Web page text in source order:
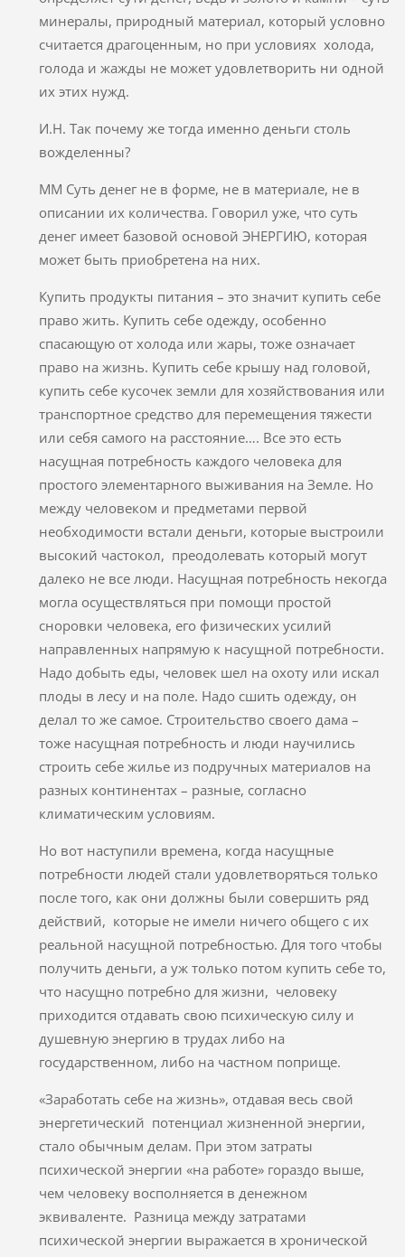
минералы, природный материал, который условно
считается драгоценным, но при условиях холода,
голода и жажды не может удовлетворить ни одной
их этих нужд.
И.Н. Так почему же тогда именно деньги столь
вожделенны?
ММ Суть денег не в форме, не в материале, не в
описании их количества. Говорил уже, что суть
денег имеет базовой основой ЭНЕРГИЮ, которая
может быть приобретена на них.
Купить продукты питания – это значит купить себе
право жить. Купить себе одежду, особенно
спасающую от холода или жары, тоже означает
право на жизнь. Купить себе крышу над головой,
купить себе кусочек земли для хозяйствования или
транспортное средство для перемещения тяжести
или себя самого на расстояние…. Все это есть
насущная потребность каждого человека для
простого элементарного выживания на Земле. Но
между человеком и предметами первой
необходимости встали деньги, которые выстроили
высокий частокол, преодолевать который могут
далеко не все люди. Насущная потребность некогда
могла осуществляться при помощи простой
сноровки человека, его физических усилий
направленных напрямую к насущной потребности.
Надо добыть еды, человек шел на охоту или искал
плоды в лесу и на поле. Надо сшить одежду, он
делал то же самое. Строительство своего дама –
тоже насущная потребность и люди научились
строить себе жилье из подручных материалов на
разных континентах – разные, согласно
климатическим условиям.
Но вот наступили времена, когда насущные
потребности людей стали удовлетворяться только
после того, как они должны были совершить ряд
действий, которые не имели ничего общего с их
реальной насущной потребностью. Для того чтобы
получить деньги, а уж только потом купить себе то,
что насущно потребно для жизни, человеку
приходится отдавать свою психическую силу и
душевную энергию в трудах либо на
государственном, либо на частном поприще.
«Заработать себе на жизнь», отдавая весь свой
энергетический потенциал жизненной энергии,
стало обычным делам. При этом затраты
психической энергии «на работе» гораздо выше,
чем человеку восполняется в денежном
эквиваленте. Разница между затратами
психической энергии выражается в хронической